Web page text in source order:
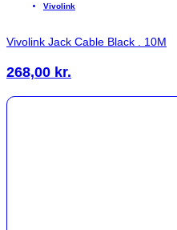
Vivolink
Vivolink Jack Cable Black . 10M
268,00 kr.